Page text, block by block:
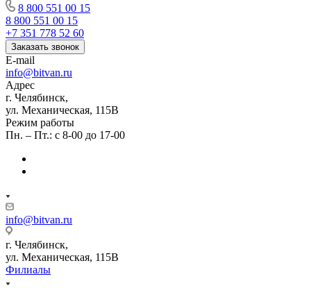
8 800 551 00 15
8 800 551 00 15
+7 351 778 52 60
Заказать звонок
E-mail
info@bitvan.ru
Адрес
г. Челябинск,
ул. Механическая, 115В
Режим работы
Пн. – Пт.: с 8-00 до 17-00
info@bitvan.ru
г. Челябинск,
ул. Механическая, 115В
Филиалы